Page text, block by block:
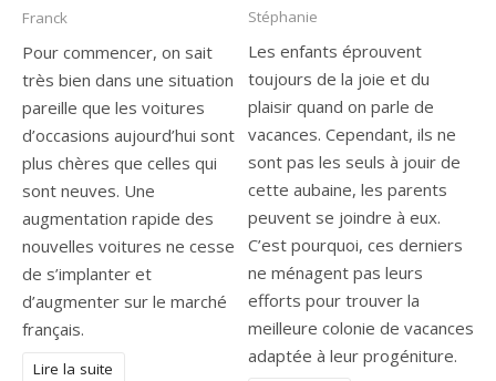
Franck
Pour commencer, on sait
très bien dans une situation
pareille que les voitures
d’occasions aujourd’hui sont
plus chères que celles qui
sont neuves. Une
augmentation rapide des
nouvelles voitures ne cesse
de s’implanter et
d’augmenter sur le marché
français.
Lire la suite
Stéphanie
Les enfants éprouvent
toujours de la joie et du
plaisir quand on parle de
vacances. Cependant, ils ne
sont pas les seuls à jouir de
cette aubaine, les parents
peuvent se joindre à eux.
C’est pourquoi, ces derniers
ne ménagent pas leurs
efforts pour trouver la
meilleure colonie de vacances
adaptée à leur progéniture.